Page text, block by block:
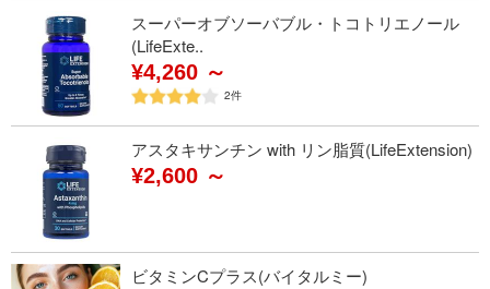
スーパーオブソーバブル・トコトリエノール
(LifeExte..
¥4,260 ～
2件
アスタキサンチン with リン脂質(LifeExtension)
¥2,600 ～
ビタミンCプラス(バイタルミー)